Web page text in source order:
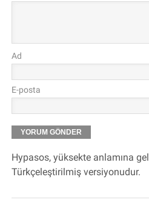
Ad
E-posta
Hypasos, yüksekte anlamına
Türkçeleştirilmiş versiyonudur.